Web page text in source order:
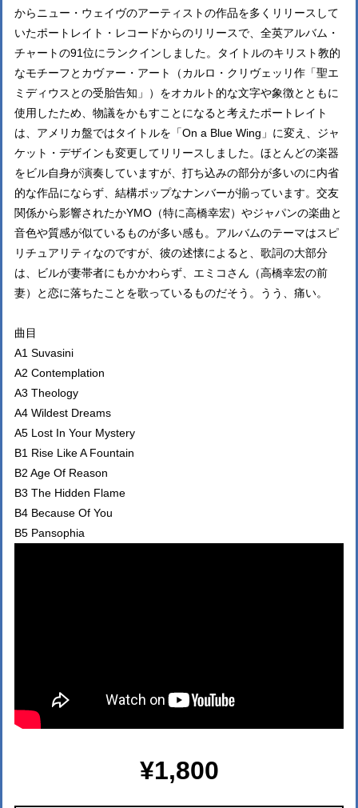
からニュー・ウェイヴのアーティストの作品を多くリリースして
いたポートレイト・レコードからのリリースで、全英アルバム・
チャートの91位にランクインしました。タイトルのキリスト教的
なモチーフとカヴァー・アート（カルロ・クリヴェッリ作「聖エ
ミディウスとの受胎告知」）をオカルト的な文字や象徴とともに
使用したため、物議をかもすことになると考えたポートレイト
は、アメリカ盤ではタイトルを「On a Blue Wing」に変え、ジャ
ケット・デザインも変更してリリースしました。ほとんどの楽器
をビル自身が演奏していますが、打ち込みの部分が多いのに内省
的な作品にならず、結構ポップなナンバーが揃っています。交友
関係から影響されたかYMO（特に高橋幸宏）やジャパンの楽曲と
音色や質感が似ているものが多い感も。アルバムのテーマはスピ
リチュアリティなのですが、彼の述懐によると、歌詞の大部分
は、ビルが妻帯者にもかかわらず、エミコさん（高橋幸宏の前
妻）と恋に落ちたことを歌っているものだそう。うう、痛い。
曲目
A1 Suvasini
A2 Contemplation
A3 Theology
A4 Wildest Dreams
A5 Lost In Your Mystery
B1 Rise Like A Fountain
B2 Age Of Reason
B3 The Hidden Flame
B4 Because Of You
B5 Pansophia
¥1,800